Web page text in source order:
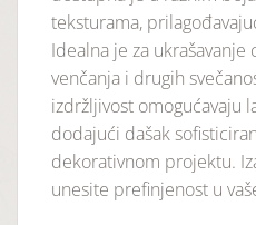
teksturama,
Idealna je za
venčanja i drugih
izdržljivost omogućavaju
dodajući dašak
dekorativnom projektu.
unesite prefinjenost u